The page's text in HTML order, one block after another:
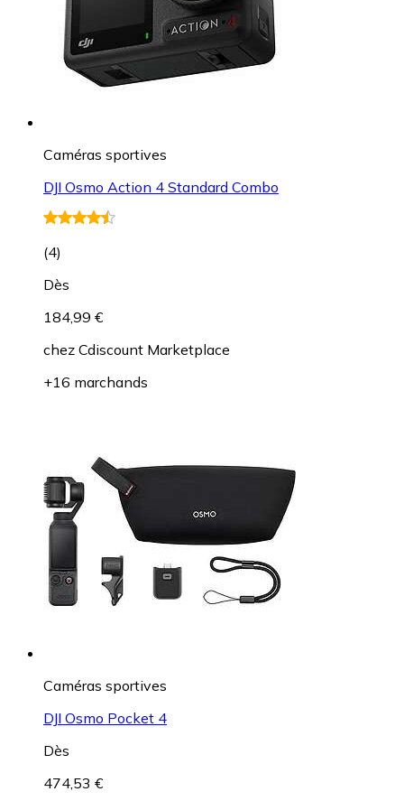
Caméras sportives
DJI Osmo Action 4 Standard Combo
(4)
Dès
184,99 €
chez Cdiscount Marketplace
+16 marchands
Caméras sportives
DJI Osmo Pocket 4
Dès
474,53 €